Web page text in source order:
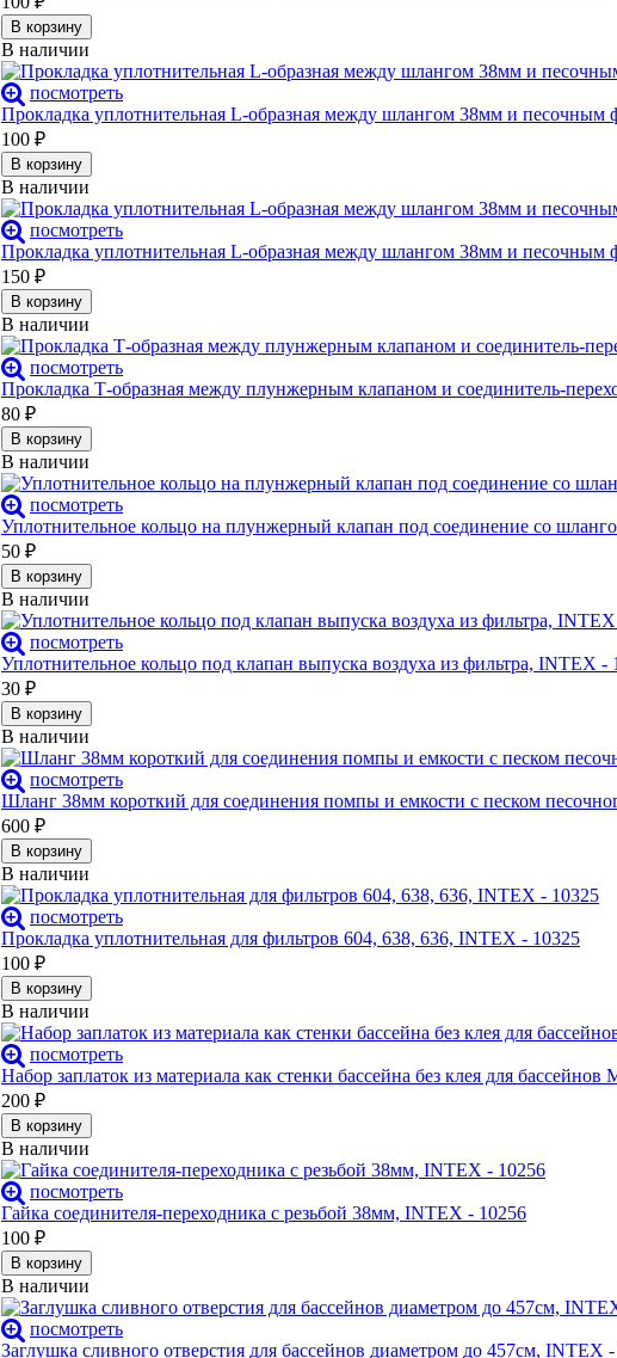
В корзину
В наличии
посмотреть
Прокладка уплотнительная L-образная между шлангом 38мм и песочным
100 ₽
В корзину
В наличии
посмотреть
Прокладка уплотнительная L-образная между шлангом 38мм и песочным
150 ₽
В корзину
В наличии
посмотреть
Прокладка Т-образная между плунжерным клапаном и соединитель-
80 ₽
В корзину
В наличии
посмотреть
Уплотнительное кольцо на плунжерный клапан под соединение со
50 ₽
В корзину
В наличии
посмотреть
Уплотнительное кольцо под клапан выпуска воздуха из фильтра, INTEX -
30 ₽
В корзину
В наличии
посмотреть
Шланг 38мм короткий для соединения помпы и емкости с песком
600 ₽
В корзину
В наличии
посмотреть
Прокладка уплотнительная для фильтров 604, 638, 636, INTEX - 10325
100 ₽
В корзину
В наличии
посмотреть
Набор заплаток из материала как стенки бассейна без клея для
200 ₽
В корзину
В наличии
посмотреть
Гайка соединителя-переходника с резьбой 38мм, INTEX - 10256
100 ₽
В корзину
В наличии
посмотреть
Заглушка сливного отверстия для бассейнов диаметром до 457см, INTEX